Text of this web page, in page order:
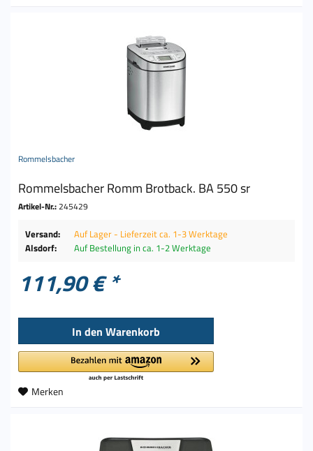
Rommelsbacher
Rommelsbacher Romm Brotback. BA 550 sr
Artikel-Nr.:245429
Versand:
Auf Lager - Lieferzeit ca. 1-3 Werktage
Alsdorf:
Auf Bestellung in ca. 1-2 Werktage
111,90 € *
In den Warenkorb
Merken